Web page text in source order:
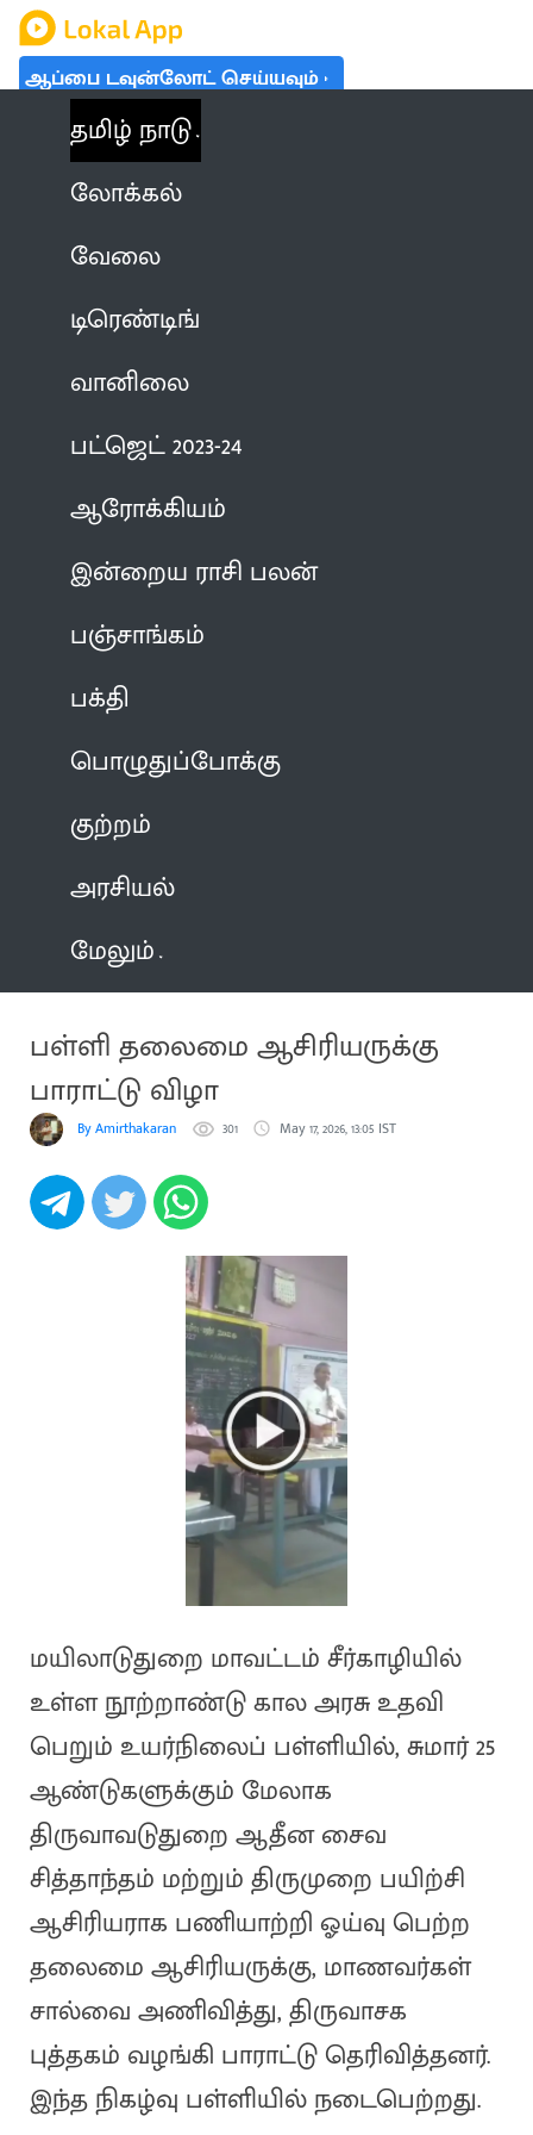
ஆப்பை டவுன்லோட் செய்யவும்
தமிழ் நாடு
லோக்கல்
வேலை
டிரெண்டிங்
வானிலை
பட்ஜெட் 2023-24
ஆரோக்கியம்
இன்றைய ராசி பலன்
பஞ்சாங்கம்
பக்தி
பொழுதுப்போக்கு
குற்றம்
அரசியல்
மேலும்
பள்ளி தலைமை ஆசிரியருக்கு
பாராட்டு விழா
By Amirthakaran 301 May 17, 2026, 13:05 IST
மயிலாடுதுறை மாவட்டம் சீர்காழியில்
உள்ள நூற்றாண்டு கால அரசு உதவி
பெறும் உயர்நிலைப் பள்ளியில், சுமார் 25
ஆண்டுகளுக்கும் மேலாக
திருவாவடுதுறை ஆதீன சைவ
சித்தாந்தம் மற்றும் திருமுறை பயிற்சி
ஆசிரியராக பணியாற்றி ஓய்வு பெற்ற
தலைமை ஆசிரியருக்கு, மாணவர்கள்
சால்வை அணிவித்து, திருவாசக
புத்தகம் வழங்கி பாராட்டு தெரிவித்தனர்.
இந்த நிகழ்வு பள்ளியில் நடைபெற்றது.